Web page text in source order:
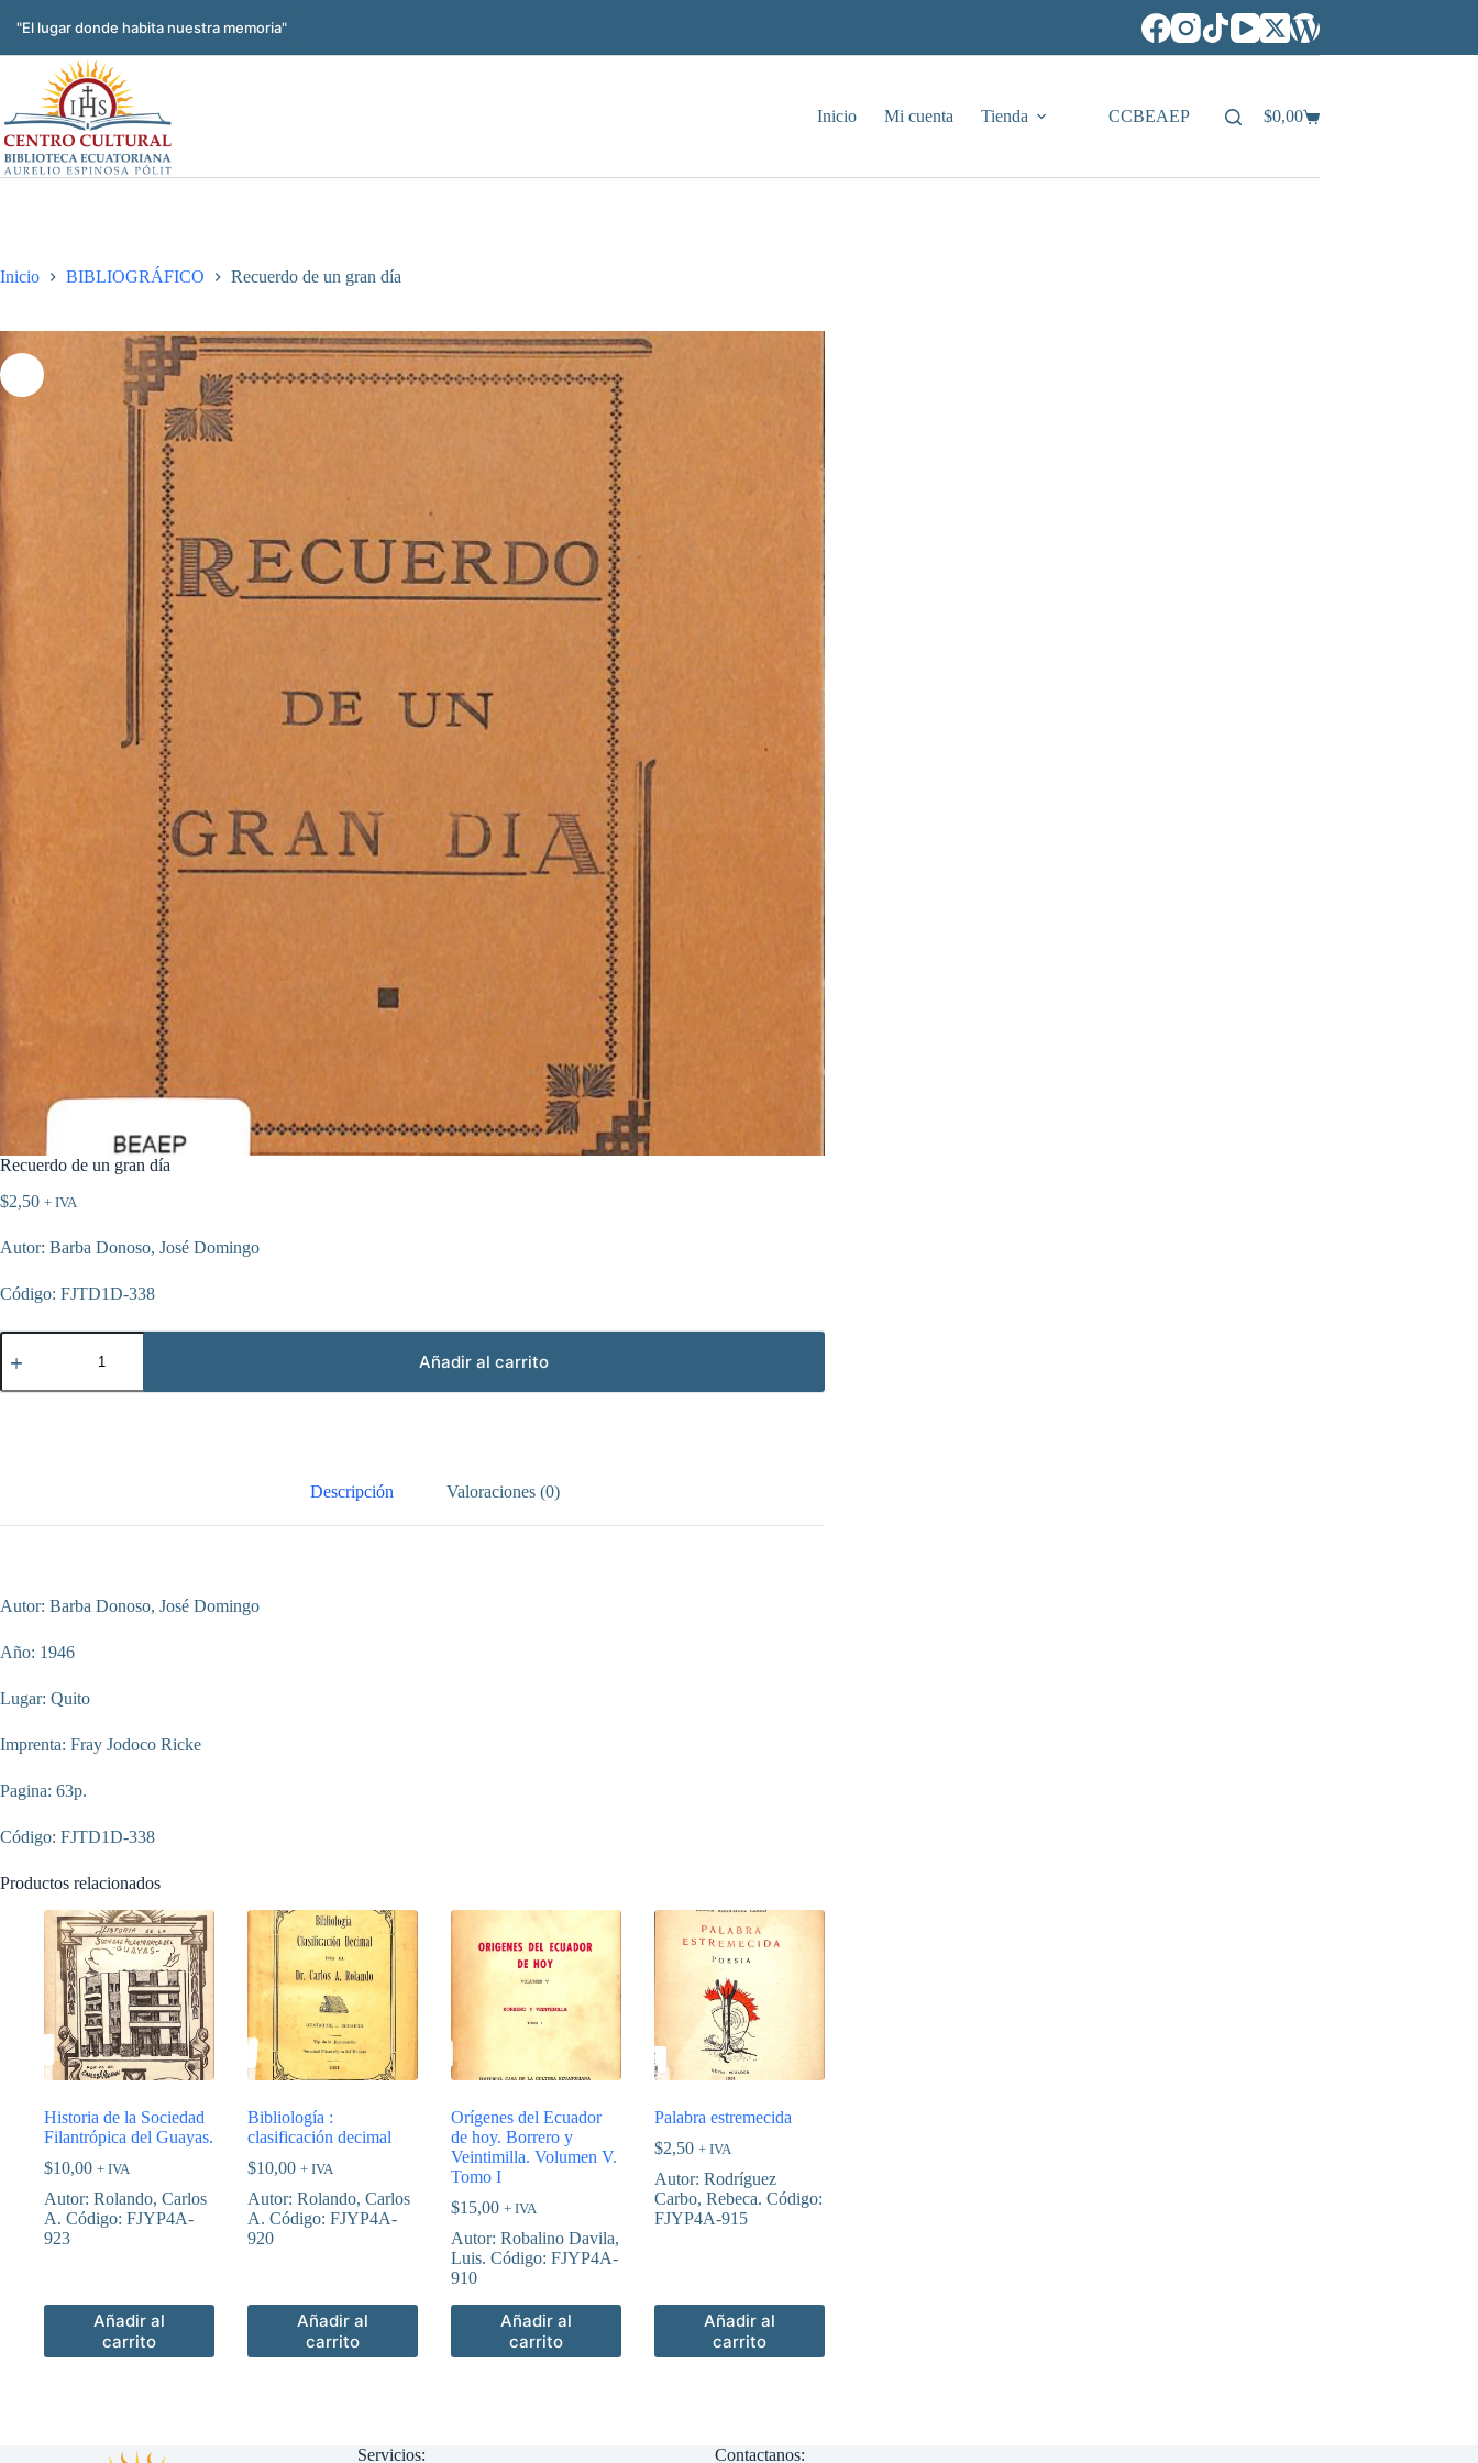
"El lugar donde habita nuestra memoria"
Inicio Mi cuenta Tienda CCBEAEP
Carro
$0,00
Inicio BIBLIOGRÁFICO Recuerdo de un gran día
Recuerdo de un gran día
$2,50 + IVA
Autor: Barba Donoso, José Domingo
Código: FJTD1D-338
Recuerdo
gran
Añadir al carrito
Descripción Valoraciones (0)
Autor: Barba Donoso, José Domingo
Año: 1946
Lugar: Quito
Imprenta: Fray Jodoco Ricke
Pagina: 63p.
Código: FJTD1D-338
Productos relacionados
Historia de la Sociedad
Filantrópica del Guayas.
$10,00 + IVA
Autor: Rolando, Carlos
A. Código: FJYP4A-
923
Añadir al
carrito
Bibliología :
clasificación decimal
$10,00 + IVA
Autor: Rolando, Carlos
A. Código: FJYP4A-
920
Añadir al
carrito
Orígenes del Ecuador
de hoy. Borrero y
Veintimilla. Volumen V.
Tomo I
$15,00 + IVA
Autor: Robalino Davila,
Luis. Código: FJYP4A-
910
Añadir al
carrito
Palabra estremecida
$2,50 + IVA
Autor: Rodríguez
Carbo, Rebeca. Código:
FJYP4A-915
Añadir al
carrito
Servicios: Contactanos: